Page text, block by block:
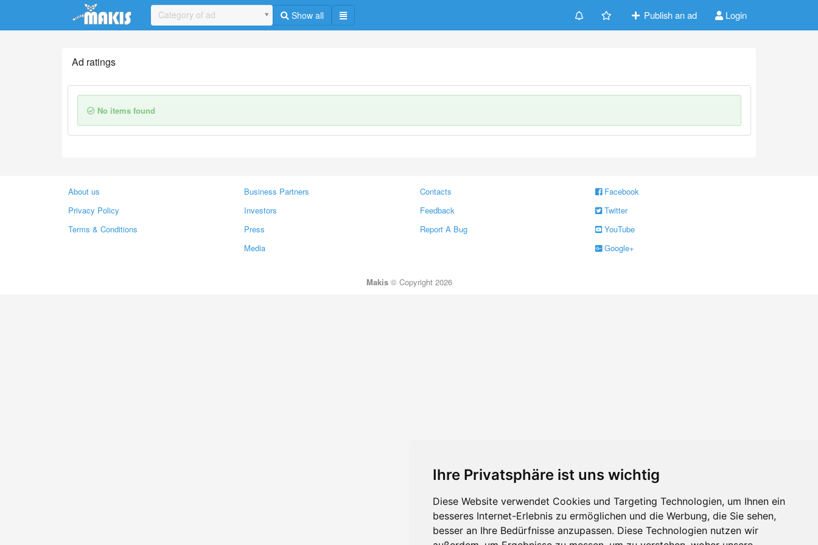
Ihre Privatsphäre ist uns wichtig
Diese Website verwendet Cookies und Targeting Technologien, um Ihnen ein
besseres Internet-Erlebnis zu ermöglichen und die Werbung, die Sie sehen,
besser an Ihre Bedürfnisse anzupassen. Diese Technologien nutzen wir
Update cookies preferences
Category of ad Show all Publish an ad Login
Ad ratings
No items found
About us
Privacy Policy
Terms & Conditions
Business Partners
Investors
Press
Media
Contacts
Feedback
Report A Bug
Facebook
Twitter
YouTube
Google+
Makis© Copyright 2026